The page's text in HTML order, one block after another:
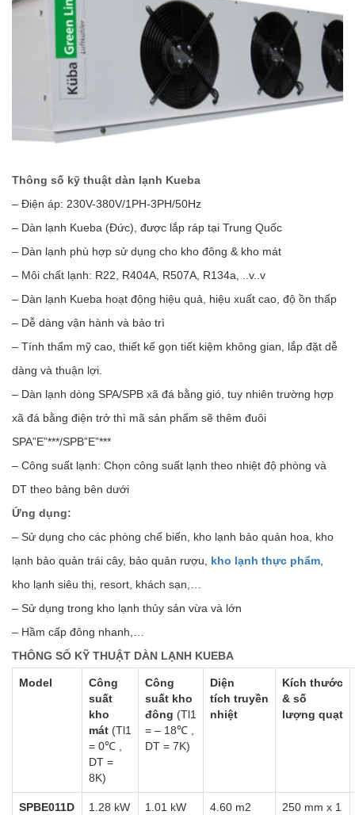
Thông số kỹ thuật dàn lạnh Kueba
– Điện áp: 230V-380V/1PH-3PH/50Hz
– Dàn lạnh Kueba (Đức), được lắp ráp tại Trung Quốc
– Dàn lạnh phù hợp sử dụng cho kho đông & kho mát
– Môi chất lạnh: R22, R404A, R507A, R134a, ..v..v
– Dàn lạnh Kueba hoạt động hiệu quả, hiệu xuất cao, độ ồn thấp
– Dễ dàng vận hành và bảo trì
– Tính thẩm mỹ cao, thiết kế gọn tiết kiệm không gian, lắp đặt dễ
dàng và thuận lợi.
– Dàn lạnh dòng SPA/SPB xã đá bằng gió, tuy nhiên trường hợp
xã đá bằng điện trở thì mã sản phẩm sẽ thêm đuôi
SPA”E”***/SPB”E”***
– Công suất lạnh: Chọn công suất lạnh theo nhiệt độ phòng và
DT theo bảng bên dưới
Ứng dụng:
– Sử dụng cho các phòng chế biến, kho lạnh bảo quản hoa, kho
lạnh bảo quản trái cây, bảo quản rượu, kho lạnh thực phẩm
kho lạnh siêu thị, resort, khách sạn,…
– Sử dụng trong kho lạnh thủy sản vừa và lớn
– Hầm cấp đông nhanh,…
THÔNG SỐ KỸ THUẬT DÀN LẠNH KUEBA
Model
Công
suất
kho
mát (Tl1
= 0℃ ,
DT =
8K)
Công
suất kho
đông (Tl1
= – 18℃ ,
DT = 7K)
Diện
tích truyền
nhiệt
Kích thước
& số
lượng quạt
SPBE011D 1.28 kW 1.01 kW 4.60 m2 250 mm x 1